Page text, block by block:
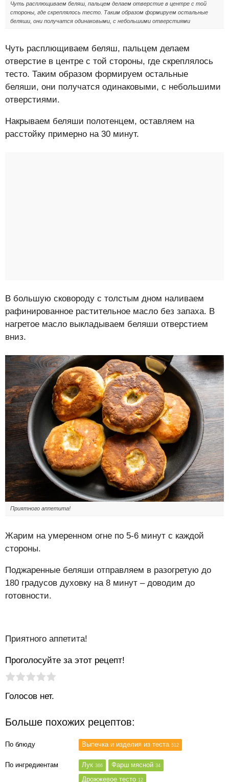
Чуть расплющиваем беляш, пальцем делаем отверстие в центре с той
стороны, где скреплялось тесто. Таким образом формируем остальные
беляши, они получатся одинаковыми, с небольшими отверстиями
Чуть расплющиваем беляш, пальцем делаем
отверстие в центре с той стороны, где скреплялось
тесто. Таким образом формируем остальные
беляши, они получатся одинаковыми, с небольшими
отверстиями.
Накрываем беляши полотенцем, оставляем на
расстойку примерно на 30 минут.
В большую сковороду с толстым дном наливаем
рафинированное растительное масло без запаха. В
нагретое масло выкладываем беляши отверстием
вниз.
Приятного аппетита!
Жарим на умеренном огне по 5-6 минут с каждой
стороны.
Поджаренные беляши отправляем в разогретую до
180 градусов духовку на 8 минут – доводим до
готовности.
Приятного аппетита!
Проголосуйте за этот рецепт!
Рейтинг статьи:
Голосов нет.
Больше похожих рецептов:
По блюду Выпечка и изделия из теста 512
По ингредиентам Лук 366 Фарш мясной 34
Дрожжевое тесто 12